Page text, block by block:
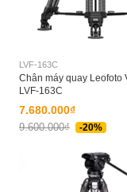
LVF-163C
Chân máy quay Leofoto
LVF-163C
7.680.000₫
9.600.000₫ -20%